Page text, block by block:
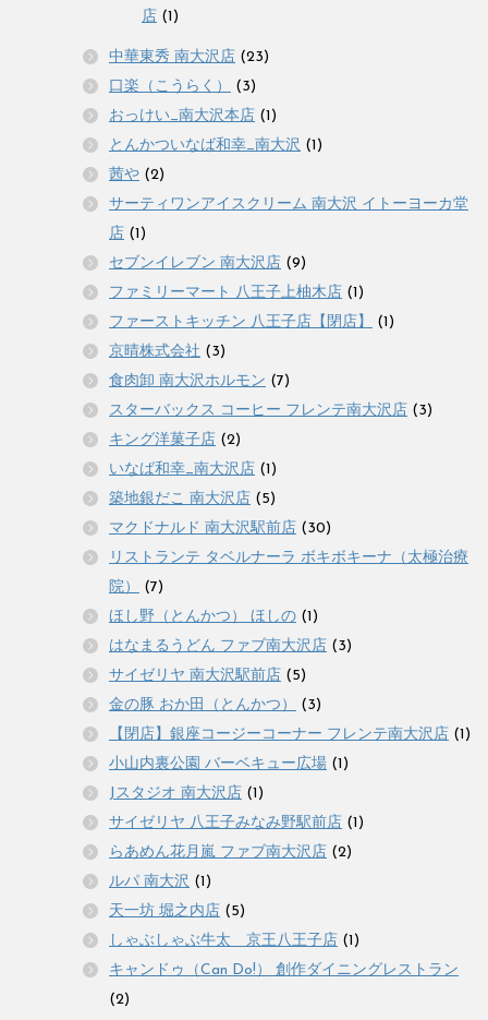
店 (1)
中華東秀 南大沢店 (23)
口楽（こうらく）
(3)
おっけい_南大沢本店 (1)
とんかついなば和幸_南大沢 (1)
茜や (2)
サーティワンアイスクリーム 南大沢 イトーヨーカ堂
店 (1)
セブンイレブン 南大沢店 (9)
ファミリーマート 八王子上柚木店 (1)
ファーストキッチン 八王子店【閉店】
(1)
京晴株式会社 (3)
食肉卸 南大沢ホルモン (7)
スターバックス コーヒー フレンテ南大沢店 (3)
キング洋菓子店 (2)
いなば和幸_南大沢店 (1)
築地銀だこ 南大沢店 (5)
マクドナルド 南大沢駅前店 (30)
リストランテ タベルナーラ ボキボキーナ（太極治療
院）
(7)
ほし野（とんかつ） ほしの (1)
はなまるうどん ファブ南大沢店 (3)
サイゼリヤ 南大沢駅前店 (5)
金の豚 おか田（とんかつ）
(3)
【閉店】銀座コージーコーナー フレンテ南大沢店 (1)
小山内裏公園 バーベキュー広場 (1)
Jスタジオ 南大沢店 (1)
サイゼリヤ 八王子みなみ野駅前店 (1)
らあめん花月嵐 ファブ南大沢店 (2)
ルパ 南大沢 (1)
天一坊 堀之内店 (5)
しゃぶしゃぶ牛太 京王八王子店 (1)
キャンドゥ（Can Do!） 創作ダイニングレストラン
(2)